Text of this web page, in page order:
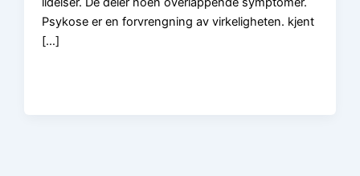
Psykose er en forvrengning av virkeligheten. kjent
[…]